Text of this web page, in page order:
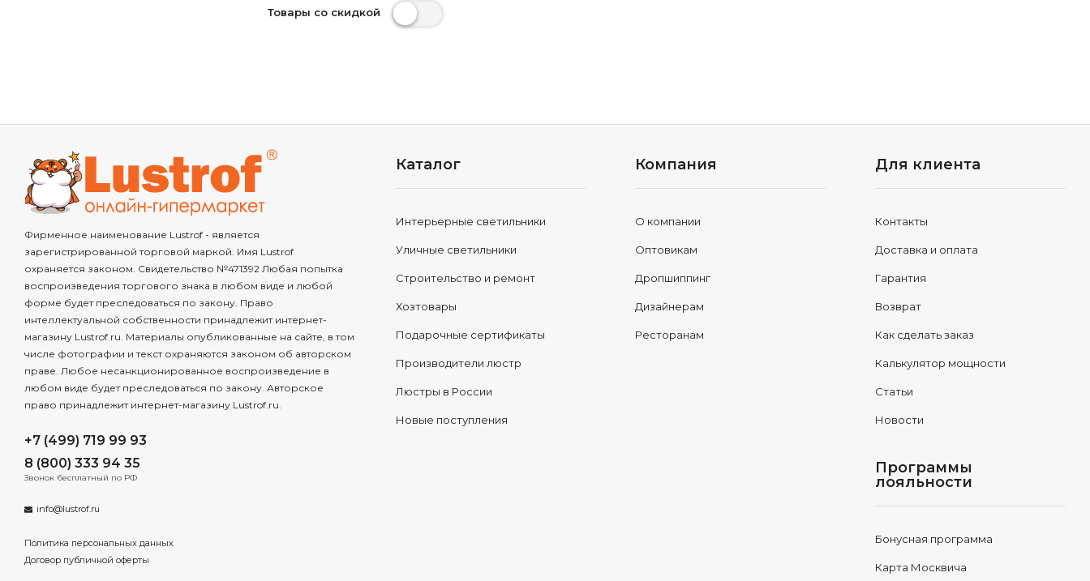
Товары со скидкой
Фирменное наименование Lustrof - является
зарегистрированной торговой маркой. Имя Lustrof
охраняется законом. Свидетельство №471392 Любая попытка
воспроизведения торгового знака в любом виде и любой
форме будет преследоваться по закону. Право
интеллектуальной собственности принадлежит интернет-
магазину Lustrof.ru. Материалы опубликованные на сайте, в том
числе фотографии и текст охраняются законом об авторском
праве. Любое несанкционированное воспроизведение в
любом виде будет преследоваться по закону. Авторское
право принадлежит интернет-магазину Lustrof.ru.
+7 (499) 719 99 93
8 (800) 333 94 35
Звонок бесплатный по РФ
info@lustrof.ru
Политика персональных данных
Договор публичной оферты
Каталог
Интерьерные светильники
Уличные светильники
Строительство и ремонт
Хозтовары
Подарочные сертификаты
Производители люстр
Люстры в России
Новые поступления
Компания
О компании
Оптовикам
Дропшиппинг
Дизайнерам
Ресторанам
Для клиента
Контакты
Доставка и оплата
Гарантия
Возврат
Как сделать заказ
Калькулятор мощности
Статьи
Новости
Программы
лояльности
Бонусная программа
Карта Москвича